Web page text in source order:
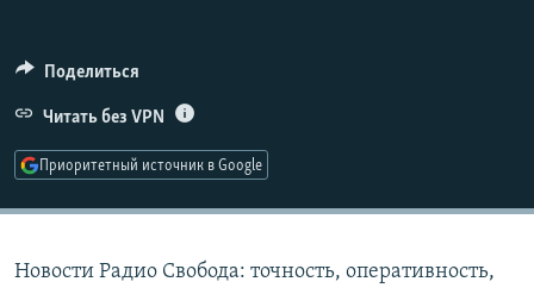
ПОДПИШИТЕСЬ НА РАССЫЛКУ
СОЦИАЛЬНЫЕ СЕТИ
Поделиться
Читать без VPN
Приоритетный источник в Google
Новости Радио Свобода: точность, оперативность,